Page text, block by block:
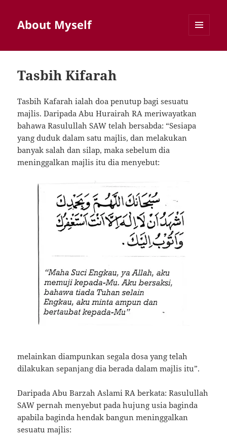
About Myself
Tasbih Kifarah
Tasbih Kafarah ialah doa penutup bagi sesuatu
majlis. Daripada Abu Hurairah RA meriwayatkan
bahawa Rasulullah SAW telah bersabda: “Sesiapa
yang duduk dalam satu majlis, dan melakukan
banyak salah dan silap, maka sebelum dia
meninggalkan majlis itu dia menyebut:
melainkan diampunkan segala dosa yang telah
dilakukan sepanjang dia berada dalam majlis itu”.
Daripada Abu Barzah Aslami RA berkata: Rasulullah
SAW pernah menyebut pada hujung usia baginda
apabila baginda hendak bangun meninggalkan
sesuatu majlis: